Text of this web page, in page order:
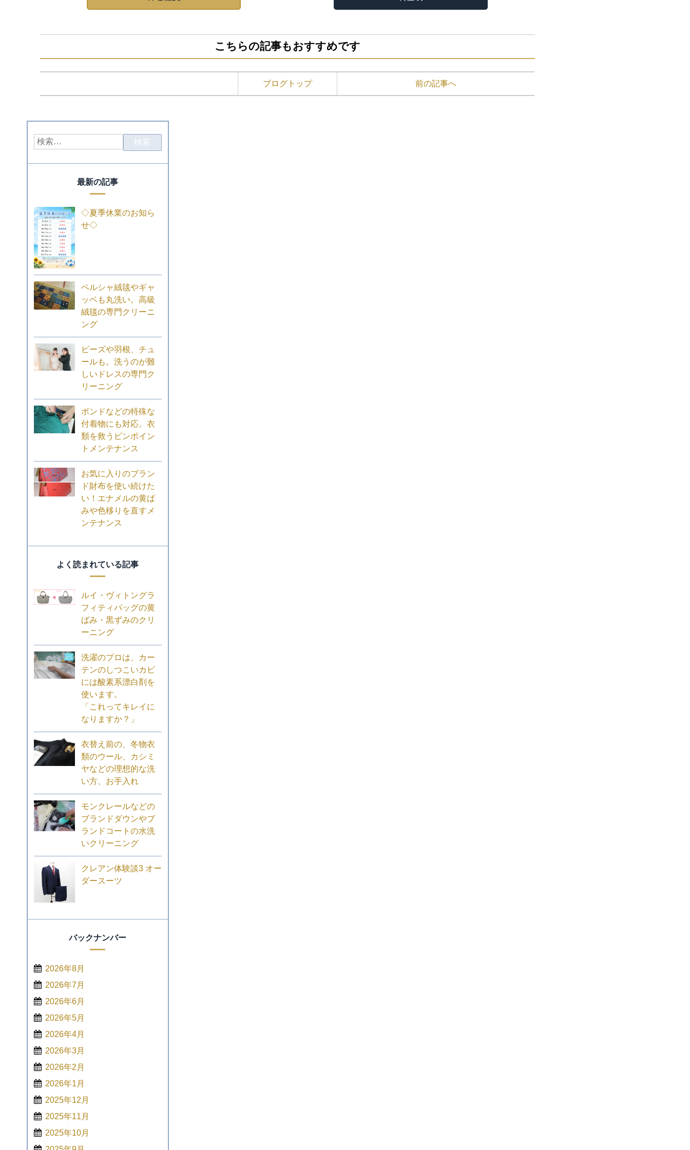
こちらの記事もおすすめです
ブログトップ 前の記事へ
最新の記事
◇夏季休業のお知ら
せ◇
ペルシャ絨毯やギャ
ッベも丸洗い。高級
絨毯の専門クリーニ
ング
ビーズや羽根、チュ
ールも。洗うのが難
しいドレスの専門ク
リーニング
ボンドなどの特殊な
付着物にも対応。衣
類を救うピンポイン
トメンテナンス
お気に入りのブラン
ド財布を使い続けた
い！エナメルの黄ば
みや色移りを直すメ
ンテナンス
よく読まれている記事
ルイ・ヴィトングラ
フィティバッグの黄
ばみ・黒ずみのクリ
ーニング
洗濯のプロは、カー
テンのしつこいカビ
には酸素系漂白剤を
使います。
「これってキレイに
なりますか？」
衣替え前の、冬物衣
類のウール、カシミ
ヤなどの理想的な洗
い方、お手入れ
モンクレールなどの
ブランドダウンやブ
ランドコートの水洗
いクリーニング
クレアン体験談3 オー
ダースーツ
バックナンバー
2026年8月
2026年7月
2026年6月
2026年5月
2026年4月
2026年3月
2026年2月
2026年1月
2025年12月
2025年11月
2025年10月